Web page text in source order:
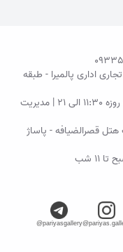
اداری پالمیرا - طبقه
21 | مدیریت
قصرالضیافه - پاساژ
@pariyasgallery